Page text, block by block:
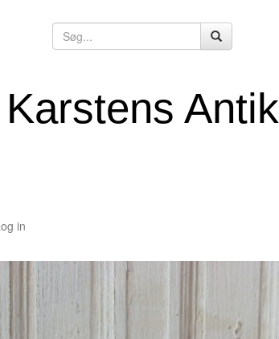
Karstens Antik
in